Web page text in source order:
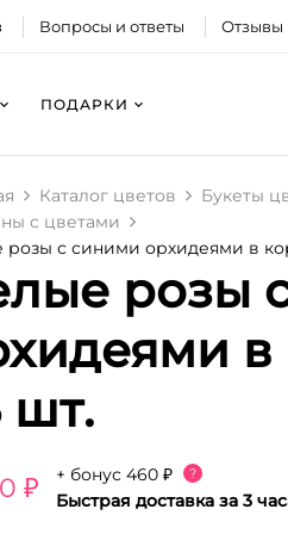
Вопросы и ответы Отзывы
ПОДАРКИ
Каталог цветов
Букеты
с цветами
розы с синими орхидеями в
розы
в
шт.
₽ + бонус460 ₽ ?
Быстрая доставка за 3